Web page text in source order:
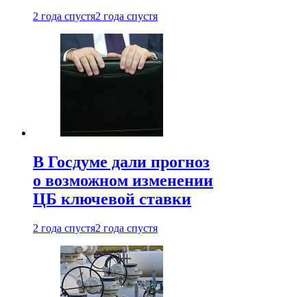
2 года спустя2 года спустя
В Госдуме дали прогноз
о возможном изменении
ЦБ ключевой ставки
2 года спустя2 года спустя